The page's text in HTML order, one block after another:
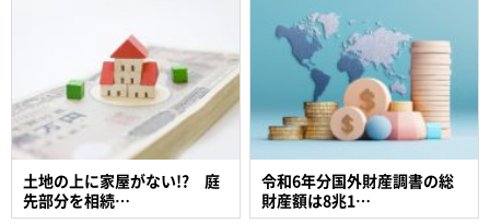
令和6年分国外財産調書の総
財産額は8兆1…
土地の上に家屋がない!? 庭
先部分を相続…